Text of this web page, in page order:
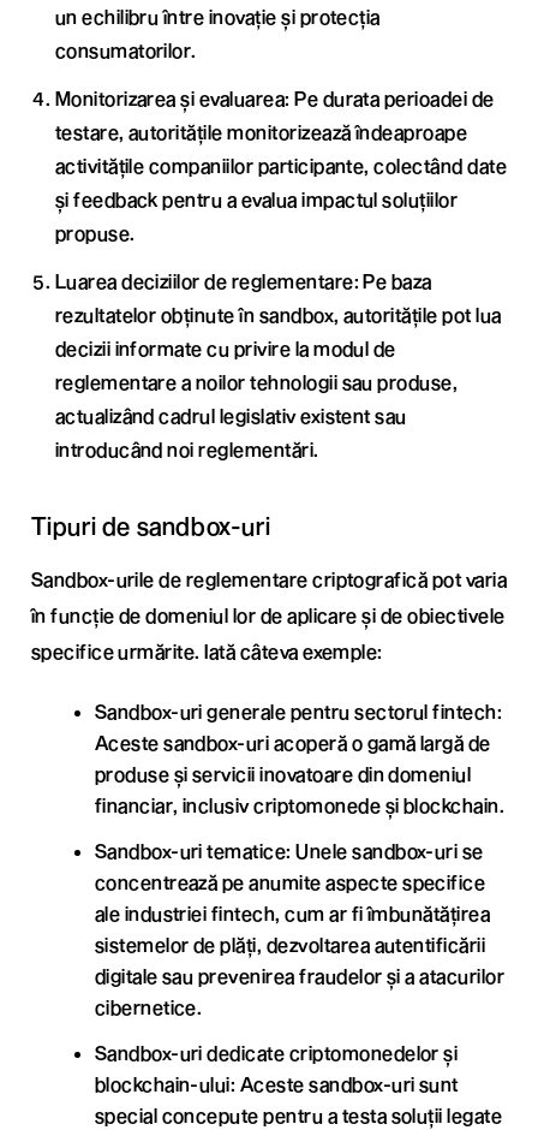
un echilibru între inovație și protecția
consumatorilor.
Monitorizarea și evaluarea: Pe durata perioadei de
testare, autoritățile monitorizează îndeaproape
activitățile companiilor participante, colectând date
și feedback pentru a evalua impactul soluțiilor
propuse.
Luarea deciziilor de reglementare: Pe baza
rezultatelor obținute în sandbox, autoritățile pot lua
decizii informate cu privire la modul de
reglementare a noilor tehnologii sau produse,
actualizând cadrul legislativ existent sau
introducând noi reglementări.
Tipuri de sandbox-uri
Sandbox-urile de reglementare criptografică pot varia
în funcție de domeniul lor de aplicare și de obiectivele
specifice urmărite. Iată câteva exemple:
Sandbox-uri generale pentru sectorul fintech:
Aceste sandbox-uri acoperă o gamă largă de
produse și servicii inovatoare din domeniul
financiar, inclusiv criptomonede și blockchain.
Sandbox-uri tematice: Unele sandbox-uri se
concentrează pe anumite aspecte specifice
ale industriei fintech, cum ar fi îmbunătățirea
sistemelor de plăți, dezvoltarea autentificării
digitale sau prevenirea fraudelor și a atacurilor
cibernetice.
Sandbox-uri dedicate criptomonedelor și
blockchain-ului: Aceste sandbox-uri sunt
special concepute pentru a testa soluții legate